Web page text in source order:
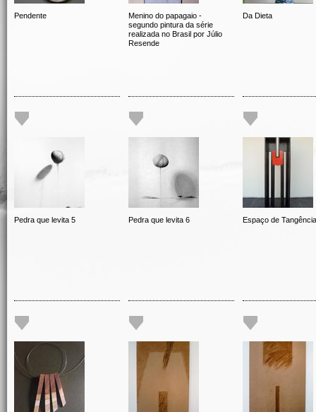
Pendente
Menino do papagaio -
segundo pintura da série
realizada no Brasil por Júlio
Resende
Da Dieta
Pedra que levita 5 Pedra que levita 6 Espaço de Tangência